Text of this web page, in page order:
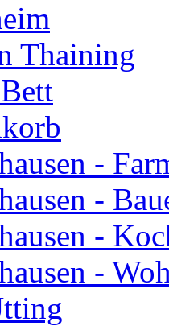
Thaining
-
-
-
-